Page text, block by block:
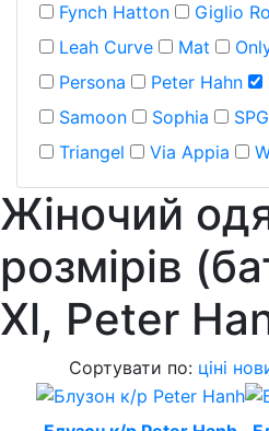
Fynch Hatton
Giglio
Leah Curve
Mat
Persona
Peter Hahn
Samoon
Sophia
Triangel
Via Appia
Жіночий
розмірів
Xl, Peter
Сортувати по: ціні